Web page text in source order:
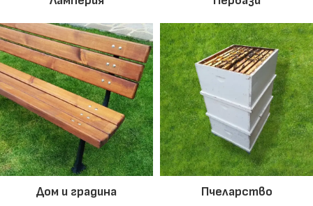
Дом и градина Пчеларство